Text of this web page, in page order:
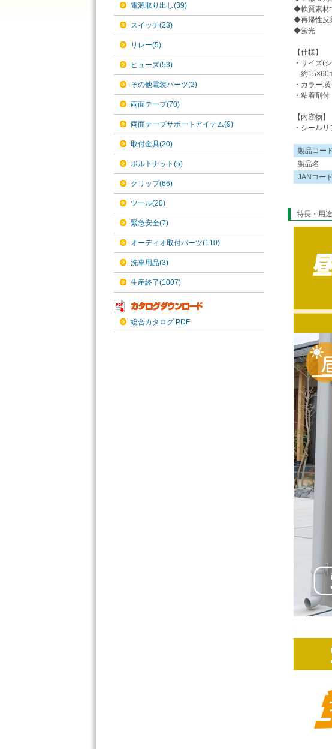
電源取り出し(39)
スイッチ(23)
リレー(5)
ヒューズ(53)
その他電装パーツ(2)
両面テープ(70)
両面テープサポートアイテム(9)
取付金具(20)
ボルトナット(5)
クリップ(66)
ツール(20)
緊急安全(7)
オーディオ取付パーツ(110)
洗車用品(3)
生産終了(1007)
総合カタログ PDF
◆軟質素材
◆再帰性反
◆蛍光
【仕様】
・サイズ(
約
・カラー:
・粘着剤付
【内容物】
・シール
製品コー
製品名
JANコード
特長・用途